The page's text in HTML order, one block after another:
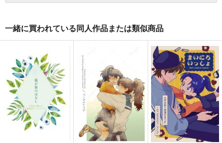
一緒に買われている同人作品または類似商品